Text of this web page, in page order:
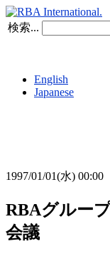
検索...
English
Japanese
1997/01/01(水) 00:00
RBAグルー
会議